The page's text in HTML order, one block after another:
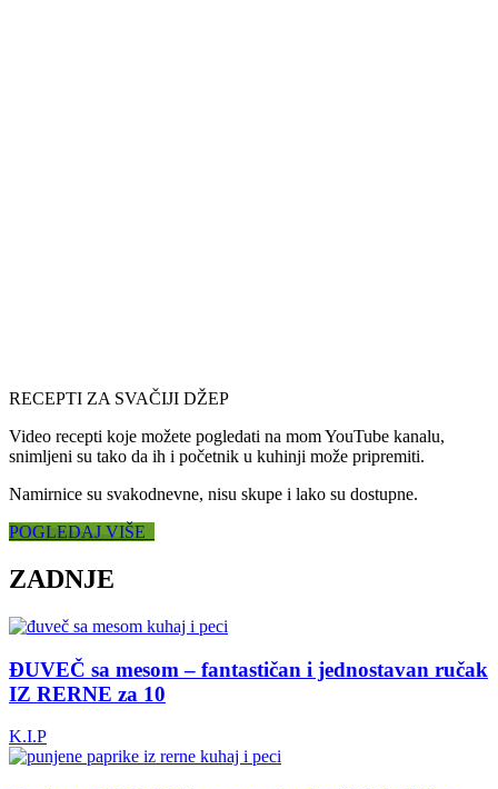
RECEPTI ZA SVAČIJI DŽEP
Video recepti koje možete pogledati na mom YouTube kanalu,
snimljeni su tako da ih i početnik u kuhinji može pripremiti.
Namirnice su svakodnevne, nisu skupe i lako su dostupne.
POGLEDAJ VIŠE
ZADNJE
ĐUVEČ sa mesom – fantastičan i jednostavan ručak
IZ RERNE za 10
K.I.P